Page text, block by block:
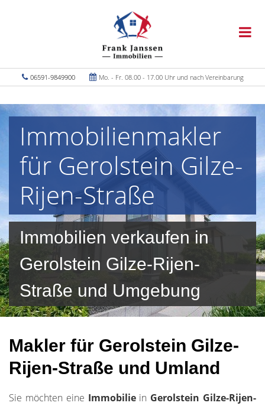
06591-9849900 Mo. - Fr. 08.00 - 17.00 Uhr und nach Vereinbarung
Immobilienmakler
für Gerolstein Gilze-
Rijen-Straße
Immobilien verkaufen in
Gerolstein Gilze-Rijen-
Straße und Umgebung
Makler für Gerolstein Gilze-
Rijen-Straße und Umland
Sie möchten eine Immobilie in Gerolstein Gilze-Rijen-